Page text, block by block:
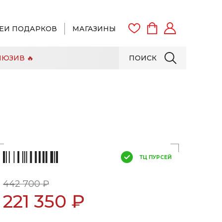
ПОДАРКОВ МАГАЗИНЫ
ПОИСК
🔥
ТЦ ПУРСЕЙ
442 700 ₽
221 350 ₽